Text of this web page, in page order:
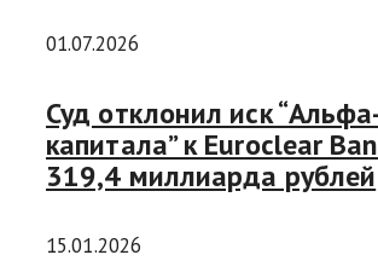
01.07.2026
Суд отклонил иск
капитала” к Euroclear
319,4 миллиарда рублей
15.01.2026